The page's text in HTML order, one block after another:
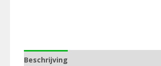
Beschrijving